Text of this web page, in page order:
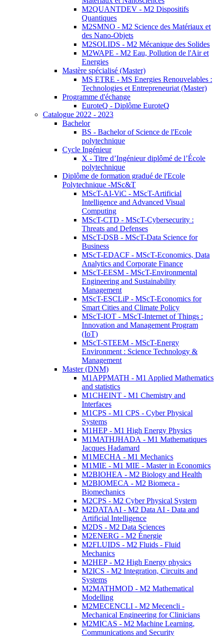
M2QUANTDEV - M2 Dispositifs
Quantiques
M2SMNO - M2 Science des Matériaux et
des Nano-Objets
M2SOLIDS - M2 Mécanique des Solides
M2WAPE - M2 Eau, Pollution de l'Air et
Energies
Mastère spécialisé (Master)
MS ETRE - MS Energies Renouvelables :
Technologies et Entrepreneuriat (Master)
Programme d'échange
EuroteQ - Diplôme EuroteQ
Catalogue 2022 - 2023
Bachelor
BS - Bachelor of Science de l'Ecole
polytechnique
Cycle Ingénieur
X - Titre d’Ingénieur diplômé de l’École
polytechnique
Diplôme de formation gradué de l'Ecole
Polytechnique -MSc&T
MScT-AI-ViC - MScT-Artificial
Intelligence and Advanced Visual
Computing
MScT-CTD - MScT-Cybersecurity :
Threats and Defenses
MScT-DSB - MScT-Data Science for
Business
MScT-EDACF - MScT-Economics, Data
Analytics and Corporate Finance
MScT-EESM - MScT-Environmental
Engineering and Sustainability
Management
MScT-ESCLiP - MScT-Economics for
Smart Cities and Climate Policy
MScT-IOT - MScT-Internet of Things :
Innovation and Management Program
(IoT)
MScT-STEEM - MScT-Energy
Environment : Science Technology &
Management
Master (DNM)
M1APPMATH - M1 Applied Mathematics
and statistics
M1CHEINT - M1 Chemistry and
Interfaces
M1CPS - M1 CPS - Cyber Physical
Systems
M1HEP - M1 High Energy Physics
M1MATHJHADA - M1 Mathematiques
Jacques Hadamard
M1MECHA - M1 Mechanics
M1MIE - M1 MIE - Master in Economics
M2BIOHEA - M2 Biology and Health
M2BIOMECA - M2 Biomeca -
Biomechanics
M2CPS - M2 Cyber Physical System
M2DATAAI - M2 Data AI - Data and
Artificial Intelligence
M2DS - M2 Data Sciences
M2ENERG - M2 Énergie
M2FLUIDS - M2 Fluids - Fluid
Mechanics
M2HEP - M2 High Energy physics
M2ICS - M2 Integration, Circuits and
Systems
M2MATHMOD - M2 Mathematical
Modelling
M2MECENCLI - M2 Mecencli -
Mechanical Engineering for Clinicians
M2MICAS - M2 Machine Learning,
Communications and Security